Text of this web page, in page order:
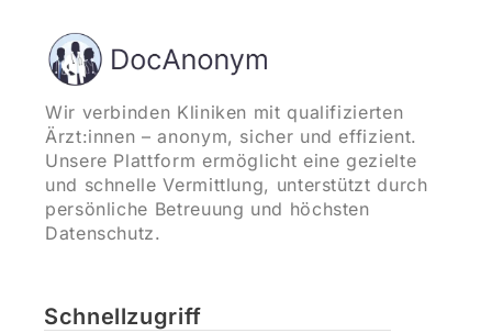
Wir verbinden Kliniken mit qualifizierten
Ärzt:innen – anonym, sicher und effizient.
Unsere Plattform ermöglicht eine gezielte
und schnelle Vermittlung, unterstützt durch
persönliche Betreuung und höchsten
Datenschutz.
Schnellzugriff